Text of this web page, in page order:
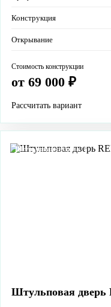
Конструкция
Открывание
Стоимость конструкции
от 69 000 ₽
Рассчитать вариант
Штульповая система
Штульповая дверь